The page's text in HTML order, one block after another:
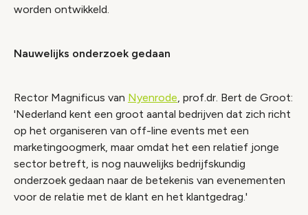
worden ontwikkeld.
Nauwelijks onderzoek gedaan
Rector Magnificus van Nyenrode, prof.dr. Bert de Groot:
'Nederland kent een groot aantal bedrijven dat zich richt
op het organiseren van off-line events met een
marketingoogmerk, maar omdat het een relatief jonge
sector betreft, is nog nauwelijks bedrijfskundig
onderzoek gedaan naar de betekenis van evenementen
voor de relatie met de klant en het klantgedrag.'